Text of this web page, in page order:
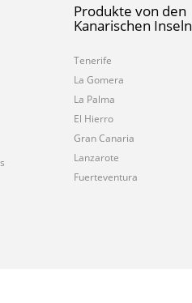
Produkte von den
Kanarischen Inseln
Tenerife
La Gomera
La Palma
El Hierro
Gran Canaria
Lanzarote
Fuerteventura